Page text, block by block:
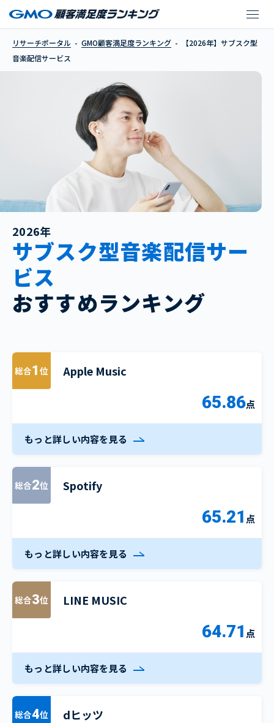
【2026年】サブスク
リサーチポータル GMO顧客満足度ランキング
【2026年】サブスク型
音楽配信サービス
2026年
サブスク型音楽配信サー
ビス
おすすめランキング
総合1 位 Apple Music
65.86点
もっと詳しい内容を見る
総合2位 Spotify
65.21 点
もっと詳しい内容を見る
総合3位 LINE MUSIC
64.71 点
もっと詳しい内容を見る
総合4位 dヒッツ